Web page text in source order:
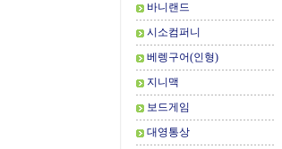
바니랜드
시소컴퍼니
베렝구어(인형)
지니맥
보드게임
대영통상